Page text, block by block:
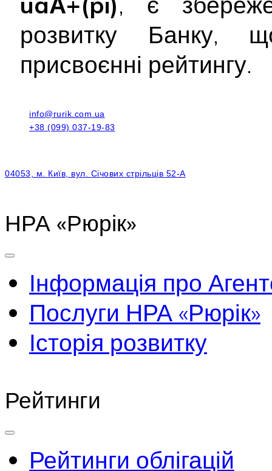
розвитку Банку,
присвоєнні рейтингу.
info@rurik.com.ua
+38 (099) 037-19-83
04053, м. Київ, вул. Січових стрільців 52-А
НРА «Рюрік»
Інформація про
Послуги НРА «Рюрік»
Історія розвитку
Рейтинги
Рейтинги облігацій